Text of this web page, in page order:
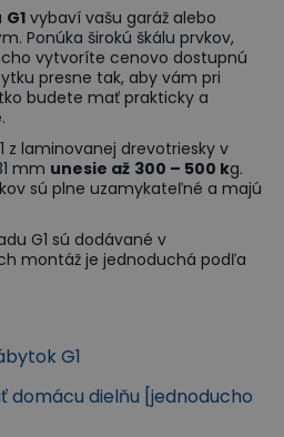
G1 vybaví vašu garáž alebo
Ponúka širokú škálu prvkov,
vytvoríte cenovo dostupnú
presne tak, aby vám pri
budete mať prakticky a
z laminovanej drevotriesky v
mm unesie až 300 – 500 kg.
sú plne uzamykateľné a majú
G1 sú dodávané v
montáž je jednoduchá podľa
G1
domácu dielňu [jednoducho